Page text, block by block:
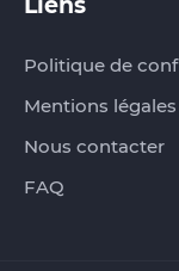
Politique de
Mentions légales
Nous contacter
FAQ